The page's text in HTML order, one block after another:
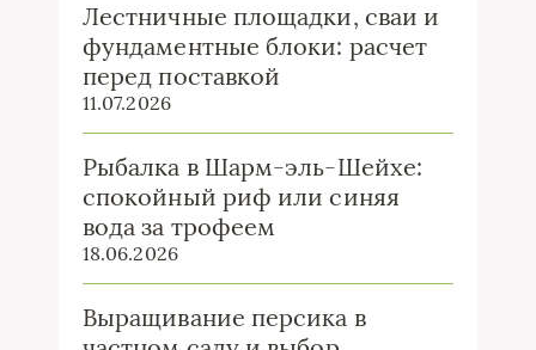
Лестничные площадки, сваи и
фундаментные блоки: расчет
перед поставкой
11.07.2026
Рыбалка в Шарм-эль-Шейхе:
спокойный риф или синяя
вода за трофеем
18.06.2026
Выращивание персика в